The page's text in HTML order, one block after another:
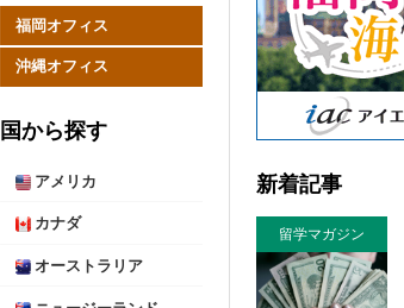
福岡オフィス
沖縄オフィス
国から探す
アメリカ
カナダ
オーストラリア
新着記事
留学マガジン